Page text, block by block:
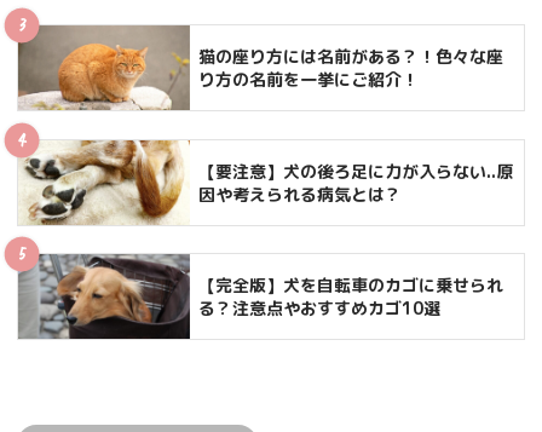
猫の座り方には名前がある？！色々な座
り方の名前を一挙にご紹介！
【要注意】犬の後ろ足に力が入らない..原
因や考えられる病気とは？
【完全版】犬を自転車のカゴに乗せられ
る？注意点やおすすめカゴ10選